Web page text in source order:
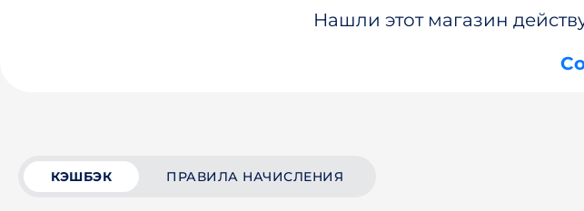
Нашли этот магазин
КЭШБЭК ПРАВИЛА НАЧИСЛЕНИЯ